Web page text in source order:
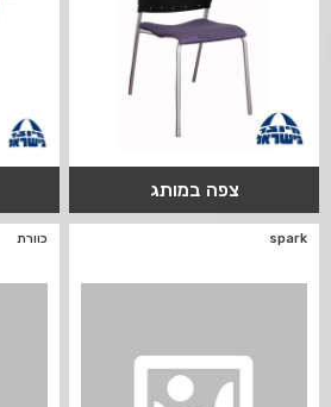
צפה במותג
spark כוורת